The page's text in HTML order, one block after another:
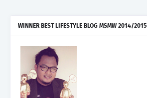
WINNER BEST LIFESTYLE BLOG MSMW 2014/2015